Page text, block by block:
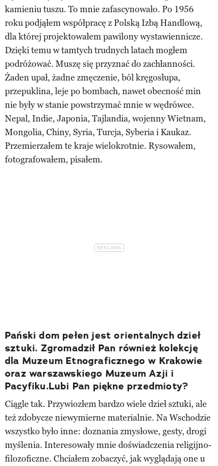
kamieniu tuszu. To mnie zafascynowało. Po 1956
roku podjąłem współpracę z Polską Izbą Handlową,
dla której projektowałem pawilony wystawiennicze.
Dzięki temu w tamtych trudnych latach mogłem
podróżować. Muszę się przyznać do zachłanności.
Żaden upał, żadne zmęczenie, ból kręgosłupa,
przepuklina, leje po bombach, nawet obecność min
nie były w stanie powstrzymać mnie w wędrówce.
Nepal, Indie, Japonia, Tajlandia, wojenny Wietnam,
Mongolia, Chiny, Syria, Turcja, Syberia i Kaukaz.
Przemierzałem te kraje wielokrotnie. Rysowałem,
fotografowałem, pisałem.
Pański dom pełen jest orientalnych dzieł
sztuki. Zgromadził Pan również kolekcję
dla Muzeum Etnograficznego w Krakowie
oraz warszawskiego Muzeum Azji i
Pacyfiku.​Lubi Pan piękne przedmioty?
Ciągle tak. Przywiozłem bardzo wiele dzieł sztuki, ale
też zdobycze niewymierne materialnie. Na Wschodzie
wszystko było inne: doznania zmysłowe, gesty, drogi
myślenia. Interesowały mnie doświadczenia religijno-
filozoficzne. Chciałem zobaczyć, jak wyglądają one u